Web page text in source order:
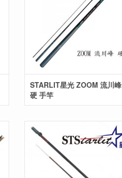
STARLIT星光 ZOOM 流川峰
硬 手竿